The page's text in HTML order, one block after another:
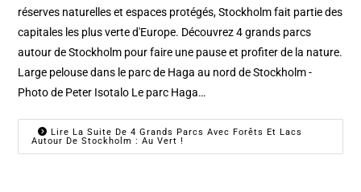
réserves naturelles et espaces protégés, Stockholm fait partie des
capitales les plus verte d'Europe. Découvrez 4 grands parcs
autour de Stockholm pour faire une pause et profiter de la nature.
Large pelouse dans le parc de Haga au nord de Stockholm -
Photo de Peter Isotalo Le parc Haga…
Lire La Suite De 4 Grands Parcs Avec Forêts Et Lacs
Autour De Stockholm : Au Vert !